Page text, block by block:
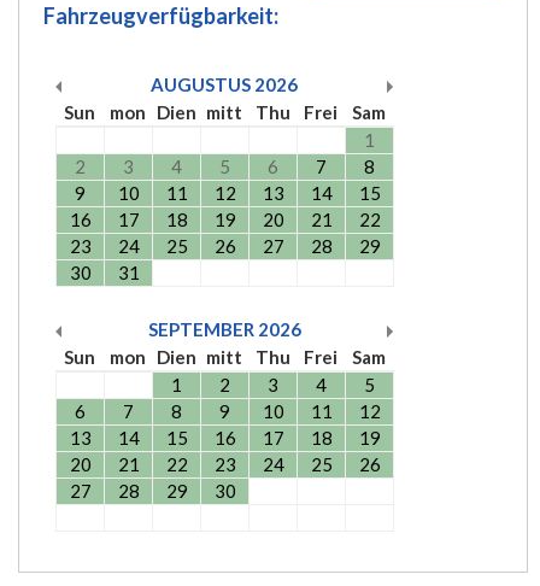
Fahrzeugverfügbarkeit:
AUGUSTUS 2026
Sun
mon Dien mitt Thu Frei
Sam
1
2
3 4 5 6 7
8
9
10 11 12 13 14
15
16
17 18 19 20 21
22
23
24 25 26 27 28
29
30
31
SEPTEMBER 2026
Sun
mon Dien mitt Thu Frei
Sam
1
2 3 4
5
6
7 8 9 10 11
12
13
14 15 16 17 18
19
20
21 22 23 24 25
26
27
28 29 30